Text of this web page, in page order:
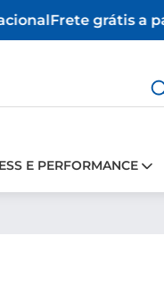
Frete grátis a
E PERFORMANCE